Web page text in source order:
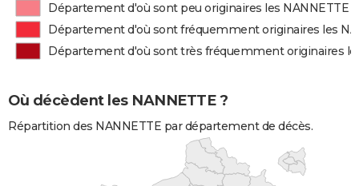
Département d'où sont peu originaires les NANNETTE
Département d'où sont fréquemment originaires les
Département d'où sont très fréquemment originaires
Où décèdent les NANNETTE ?
Répartition des NANNETTE par département de décès.